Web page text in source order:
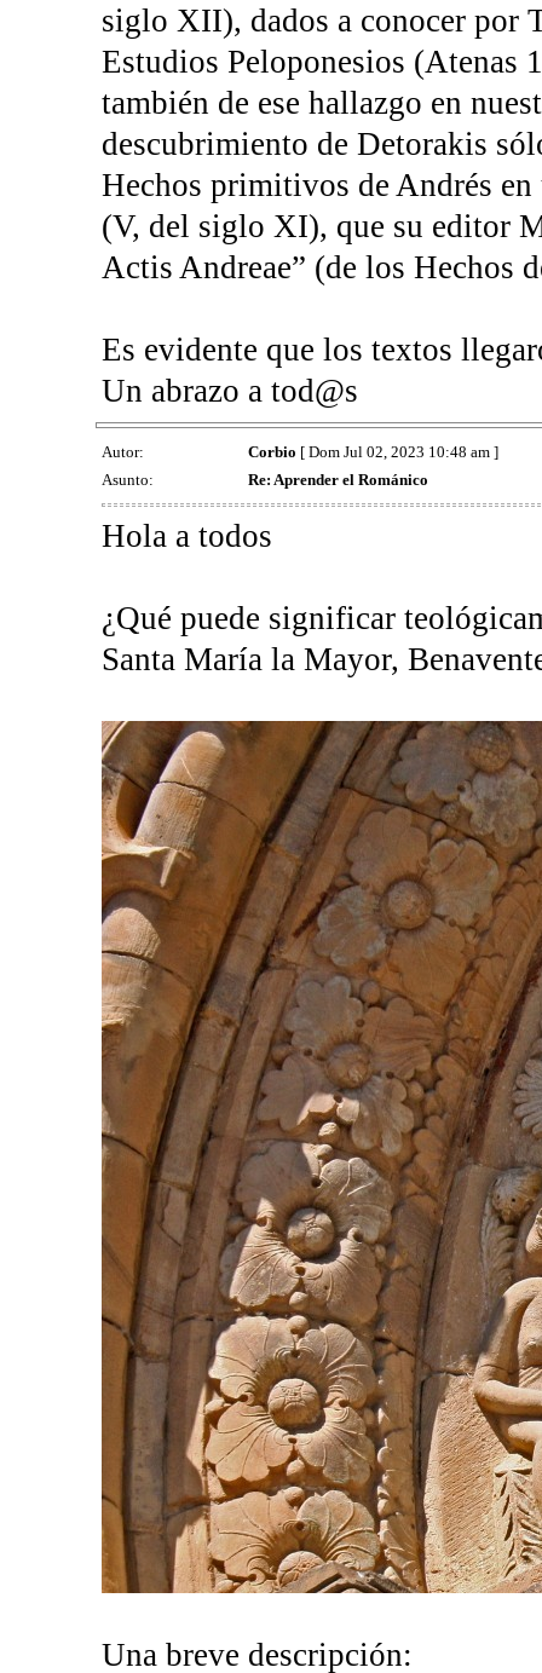
siglo XII), dados a conocer por
Estudios Peloponesios (Atenas
también de ese hallazgo en
descubrimiento de Detorakis
Hechos primitivos de Andrés
(V, del siglo XI), que su editor
Actis Andreae” (de los Hechos
Es evidente que los textos
Un abrazo a tod@s
Autor: Corbio [ Dom Jul 02, 2023 10:48 am ]
Asunto:
Re: Aprender el Románico
Hola a todos
¿Qué puede significar
Santa María la Mayor,
Una breve descripción: